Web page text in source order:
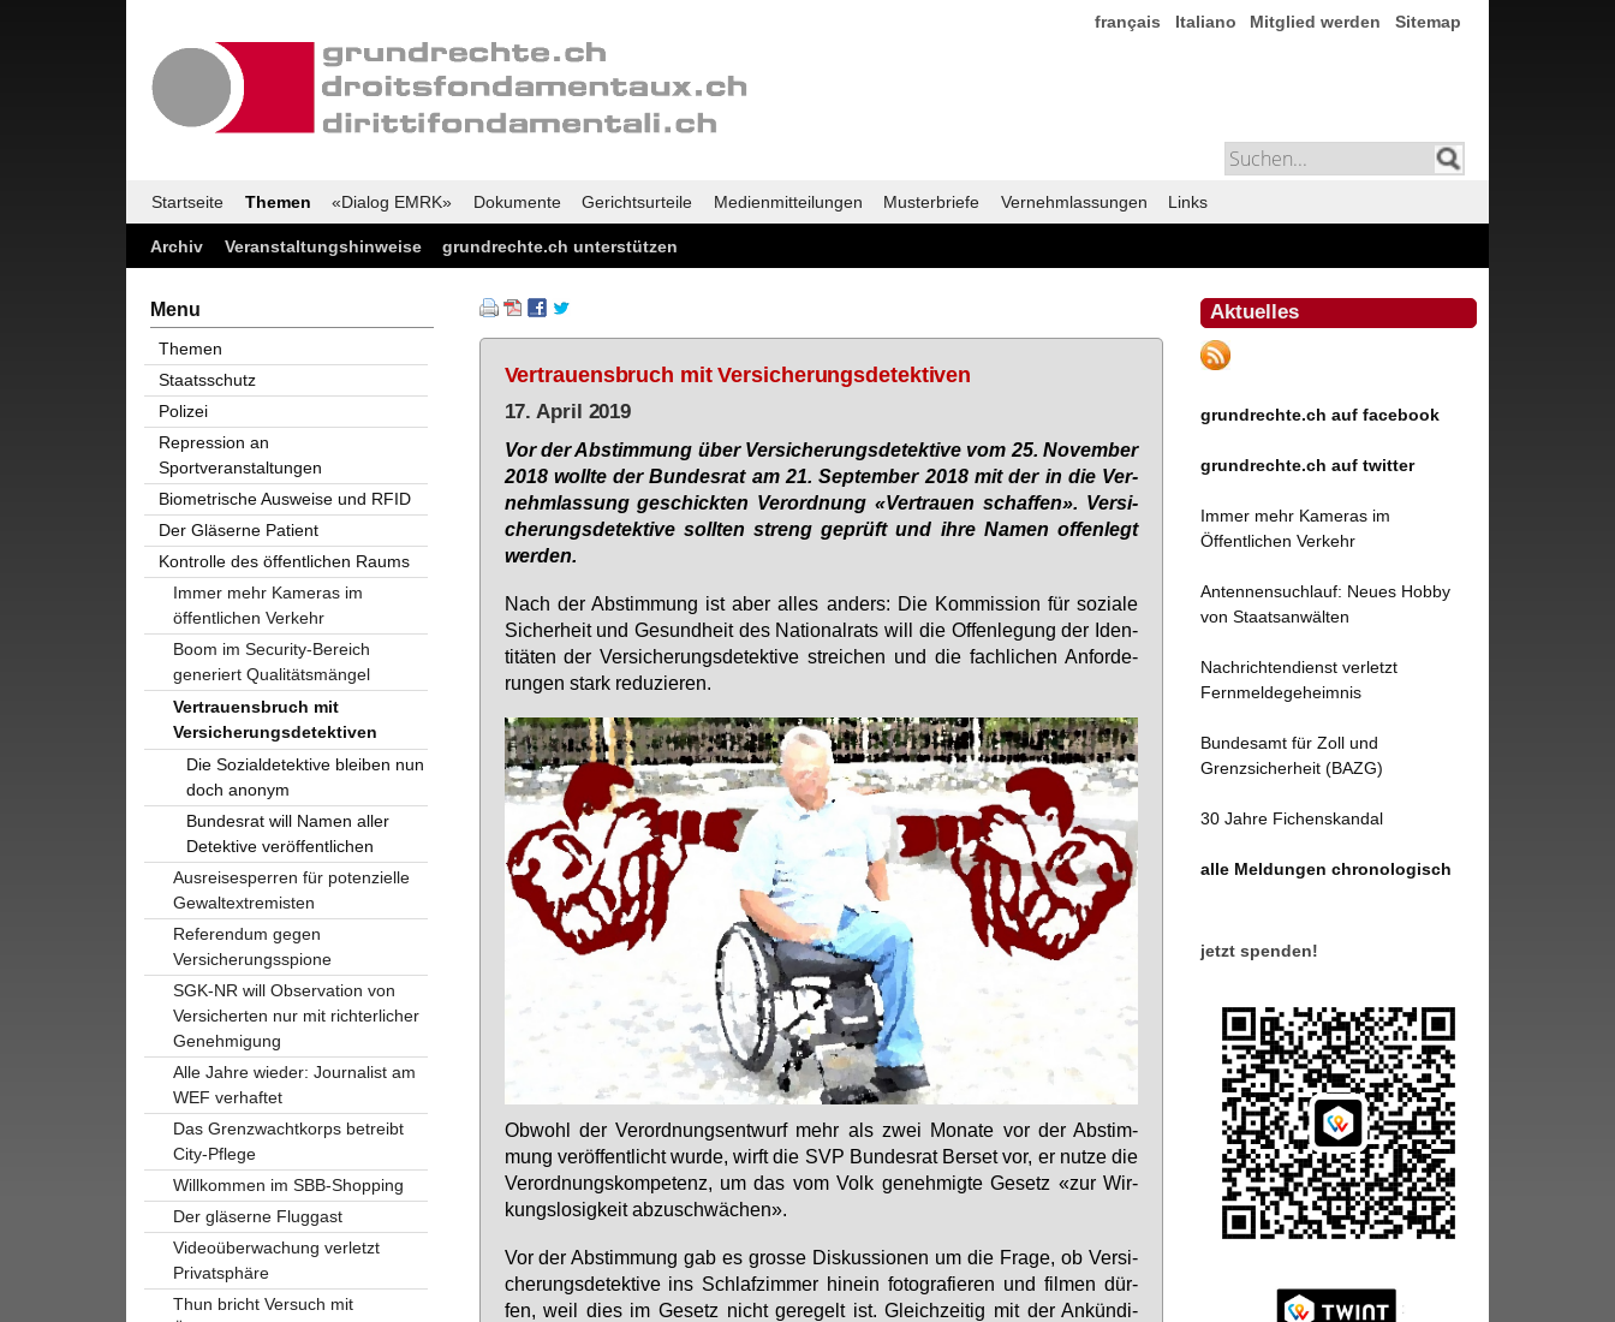
français Italiano Mitglied werden Sitemap
Startseite Themen «Dialog EMRK» Dokumente Gerichtsurteile Medienmitteilungen Musterbriefe Vernehmlassungen Links
Archiv Veranstaltungshinweise grundrechte.ch unterstützen
Vertrauensbruch mit Versicherungsdetektiven
17. April 2019
Vor der Ab­stim­mung über Ver­si­che­rungs­de­tek­ti­ve vom 25. No­vem­ber
2018 woll­te der Bun­des­rat am 21. Sep­tem­ber 2018 mit der in die Ver­
nehm­las­sung ge­schick­ten Ver­ord­nung «Ver­trau­en schaf­fen». Ver­si­
che­rungs­de­tek­ti­ve soll­ten streng ge­prüft und ih­re Na­men of­fen­legt
wer­den.
Nach der Ab­stim­mung ist aber al­les an­ders: Die Kom­mis­si­on für so­zia­le
Si­cher­heit und Ge­sund­heit des Na­tio­nal­rats will die Of­fen­le­gung der Iden­
ti­tä­ten der Ver­si­che­rungs­de­tek­ti­ve strei­chen und die fach­li­chen An­for­de­
run­gen stark re­du­zie­ren.
Ob­wohl der Ver­ord­nungs­ent­wurf mehr als zwei Mo­na­te vor der Ab­stim­
mung ver­öf­fent­licht wur­de, wirft die SVP Bun­des­rat Ber­set vor, er nut­ze die
Ver­ord­nungs­kom­pe­tenz, um das vom Volk ge­neh­mig­te Ge­setz «zur Wir­
kungs­lo­sig­keit ab­zu­schwä­chen».
Vor der Ab­stim­mung gab es gros­se Dis­kus­sio­nen um die Fra­ge, ob Ver­si­
che­rungs­de­tek­ti­ve ins Schlaf­zim­mer hin­ein fo­to­gra­fie­ren und fil­men dür­
fen, weil dies im Ge­setz nicht ge­re­gelt ist. Gleich­zei­tig mit der An­kün­di­
Aktuelles
grundrechte.ch auf facebook
grundrechte.ch auf twitter
Immer mehr Kameras im
Öffentlichen Verkehr
Antennensuchlauf: Neues Hobby
von Staatsanwälten
Nachrichtendienst verletzt
Fernmeldegeheimnis
Bundesamt für Zoll und
Grenzsicherheit (BAZG)
30 Jahre Fichenskandal
alle Meldungen chronologisch
jetzt spenden!
Menu
Themen
Staatsschutz
Polizei
Repression an
Sportveranstaltungen
Biometrische Ausweise und RFID
Der Gläserne Patient
Kontrolle des öffentlichen Raums
Immer mehr Kameras im
öffentlichen Verkehr
Boom im Security-Bereich
generiert Qualitätsmängel
Vertrauensbruch mit
Versicherungsdetektiven
Die Sozialdetektive bleiben nun
doch anonym
Bundesrat will Namen aller
Detektive veröffentlichen
Ausreisesperren für potenzielle
Gewaltextremisten
Referendum gegen
Versicherungsspione
SGK-NR will Observation von
Versicherten nur mit richterlicher
Genehmigung
Alle Jahre wieder: Journalist am
WEF verhaftet
Das Grenzwachtkorps betreibt
City-Pflege
Willkommen im SBB-Shopping
Der gläserne Fluggast
Videoüberwachung verletzt
Privatsphäre
Thun bricht Versuch mit